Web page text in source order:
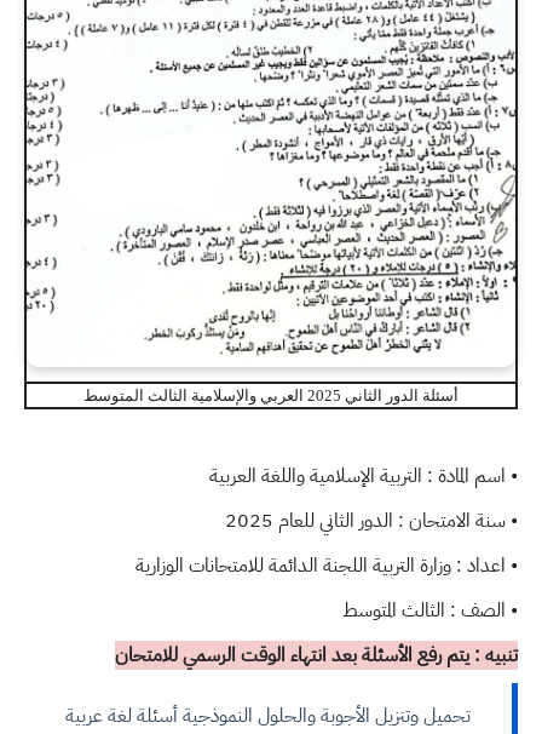
أسئلة الدور الثاني 2025 العربي والإسلامية الثالث المتوسط
• اسم المادة : التربية الإسلامية واللغة العربية
• سنة الامتحان : الدور الثاني للعام 2025
• اعداد : وزارة التربية اللجنة الدائمة للامتحانات الوزارية
• الصف : الثالث المتوسط
تنبيه : يتم رفع الأسئلة بعد انتهاء الوقت الرسمي للامتحان
تحميل وتنزيل الأجوبة والحلول النموذجية أسئلة لغة عربية